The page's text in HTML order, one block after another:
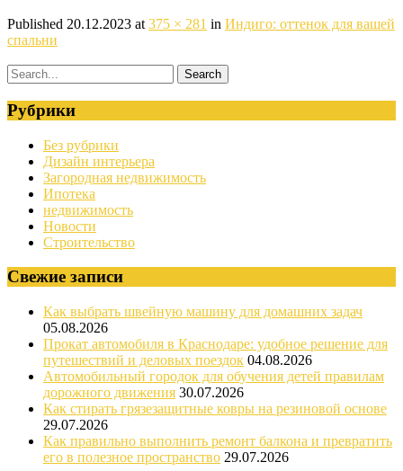
Published 20.12.2023 at 375 × 281 in Индиго: оттенок для вашей
спальни
Рубрики
Без рубрики
Дизайн интерьера
Загородная недвижимость
Ипотека
недвижимость
Новости
Строительство
Свежие записи
Как выбрать швейную машину для домашних задач
05.08.2026
Прокат автомобиля в Краснодаре: удобное решение для
путешествий и деловых поездок 04.08.2026
Автомобильный городок для обучения детей правилам
дорожного движения 30.07.2026
Как стирать грязезащитные ковры на резиновой основе
29.07.2026
Как правильно выполнить ремонт балкона и превратить
его в полезное пространство 29.07.2026